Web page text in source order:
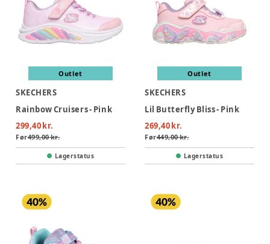
Outlet
SKECHERS
Rainbow Cruisers - Pink
299,40 kr.
Før499,00 kr.
Lagerstatus
Outlet
SKECHERS
Lil Butterfly Bliss - Pink
269,40 kr.
Før449,00 kr.
Lagerstatus